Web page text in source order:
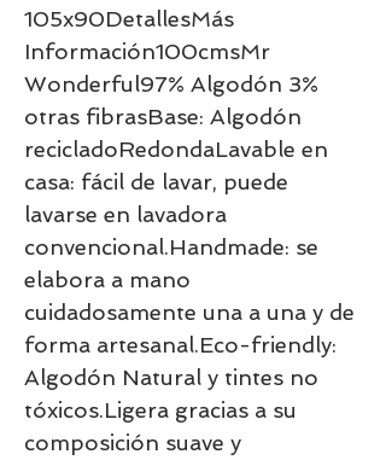
105x90DetallesMás
Información100cmsMr
Wonderful97% Algodón 3%
otras fibrasBase: Algodón
recicladoRedondaLavable en
casa: fácil de lavar, puede
lavarse en lavadora
convencional.Handmade: se
elabora a mano
cuidadosamente una a una y de
forma artesanal.Eco-friendly:
Algodón Natural y tintes no
tóxicos.Ligera gracias a su
composición suave y